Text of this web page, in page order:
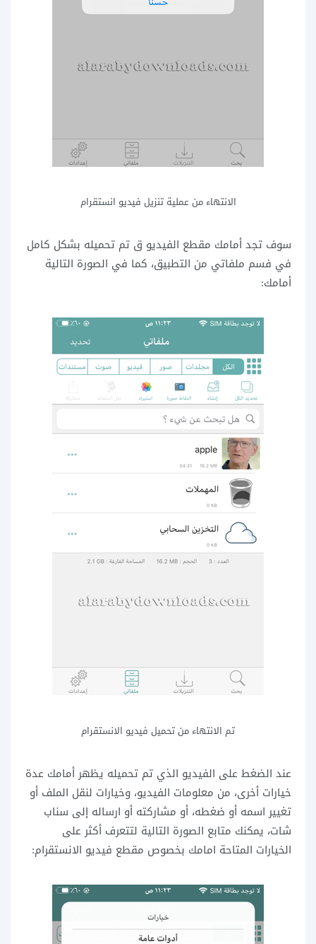
الانتهاء من عملية تنزيل فيديو انستقرام
سوف تجد أمامك مقطع الفيديو ق تم تحميله بشكل كامل
في فسم ملفاتي من التطبيق، كما في الصورة التالية
أمامك:
تم الانتهاء من تحميل فيديو الانستقرام
عند الضغط على الفيديو الذي تم تحميله يظهر أمامك عدة
خيارات أخرى، من معلومات الفيديو، وخيارات لنقل الملف أو
تغيير اسمه أو ضغطه، أو مشاركته أو ارساله إلى سناب
شات، يمكنك متابع الصورة التالية لتتعرف أكثر على
الخيارات المتاحة امامك بخصوص مقطع فيديو الانستقرام: